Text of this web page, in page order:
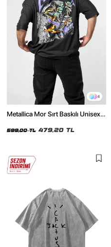
4
Metallica Mor Sırt Baskılı Unisex
599,00 TL 479,20 TL